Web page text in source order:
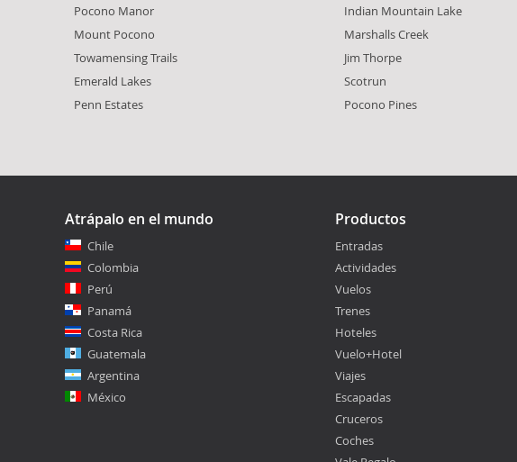
Pocono Manor
Mount Pocono
Towamensing Trails
Emerald Lakes
Penn Estates
Indian Mountain Lake
Marshalls Creek
Jim Thorpe
Scotrun
Pocono Pines
Atrápalo en el mundo
Chile
Colombia
Perú
Panamá
Costa Rica
Guatemala
Argentina
México
Productos
Entradas
Actividades
Vuelos
Trenes
Hoteles
Vuelo+Hotel
Viajes
Escapadas
Cruceros
Coches